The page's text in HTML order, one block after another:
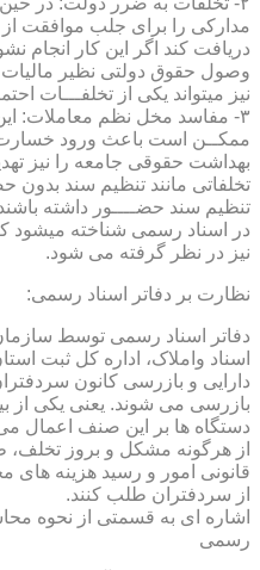
مدارکی را برای جلب موافقت از
دریافت کند اگر این کار انجام
وصول حقوق دولتی نظیر مالیات
نیز میتواند یکی از تخلفـــات
۳- مفاسد مخل نظم معاملات:
ممکــن است باعث ورود خسارت
بهداشت حقوقی جامعه را نیز
تخلفاتی مانند تنظیم سند بدون
در اسناد رسمی شناخته میشود
نیز در نظر گرفته می شود.
نظارت بر دفاتر اسناد رسمی:
دفاتر اسناد رسمی توسط
اسناد واملاک، اداره کل ثبت
دارایی و بازرسی کانون
بازرسی می شوند. یعنی یکی از
دستگاه ها بر این صنف اعمال
از هرگونه مشکل و بروز تخلف،
قانونی امور و رسید هزینه های
از سردفتران طلب کنند.
اشاره ای به قسمتی از نحوه
رسمی